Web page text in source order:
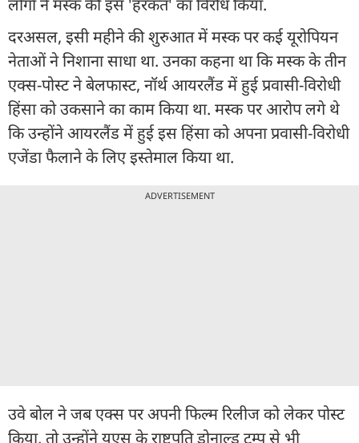
दरअसल, इसी महीने की शुरुआत में मस्क पर कई यूरोपियन
नेताओं ने निशाना साधा था. उनका कहना था कि मस्क के तीन
एक्स-पोस्ट ने बेलफास्ट, नॉर्थ आयरलैंड में हुई प्रवासी-विरोधी
हिंसा को उकसाने का काम किया था. मस्क पर आरोप लगे थे
कि उन्होंने आयरलैंड में हुई इस हिंसा को अपना प्रवासी-विरोधी
एजेंडा फैलाने के लिए इस्तेमाल किया था.
ADVERTISEMENT
उवे बोल ने जब एक्स पर अपनी फिल्म रिलीज को लेकर पोस्ट
किया, तो उन्होंने यूएस के राष्ट्रपति डोनाल्ड ट्रम्प से भी